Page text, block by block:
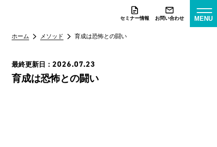
セミナー情報 お問い合わせ MENU
ホーム メソッド 育成は恐怖との闘い
最終更新日： 2026.07.23
育成は恐怖との闘い